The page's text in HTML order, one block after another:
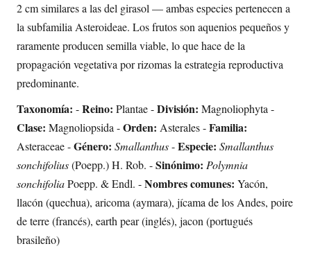
2 cm similares a las del girasol — ambas especies pertenecen a
la subfamilia Asteroideae. Los frutos son aquenios pequeños y
raramente producen semilla viable, lo que hace de la
propagación vegetativa por rizomas la estrategia reproductiva
predominante.
Taxonomía: -Reino: Plantae -División: Magnoliophyta -
Clase: Magnoliopsida -Orden: Asterales -Familia:
Asteraceae -Género: Smallanthus-Especie: Smallanthus
sonchifolius(Poepp.) H. Rob. -Sinónimo: Polymnia
sonchifoliaPoepp. & Endl. -Nombres comunes: Yacón,
llacón (quechua), aricoma (aymara), jícama de los Andes, poire
de terre (francés), earth pear (inglés), jacon (portugués
brasileño)